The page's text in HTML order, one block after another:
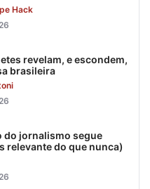
Hack
revelam, e escondem,
brasileira
do jornalismo segue
relevante do que nunca)